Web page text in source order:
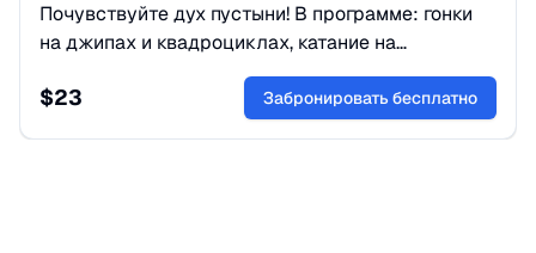
Почувствуйте дух пустыни! В программе: гонки
на джипах и квадроциклах, катание на
верблюдах, визит к бедуинам и яркое шоу.
Максимум драйва за один день!
$23 Забронировать бесплатно